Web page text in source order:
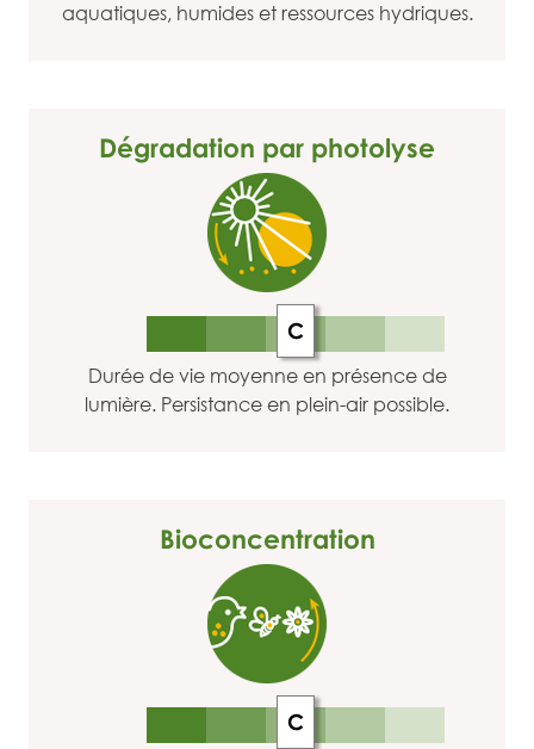
aquatiques, humides et ressources hydriques.
Dégradation par photolyse
C
Durée de vie moyenne en présence de
lumière. Persistance en plein-air possible.
Bioconcentration
C